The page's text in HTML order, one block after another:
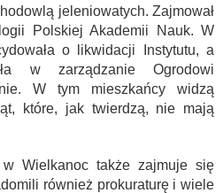
jeleniowatych. Zajmował
Polskiej Akademii Nauk. W
o likwidacji Instytutu, a
w zarządzanie Ogrodowi
W tym mieszkańcy widzą
które, jak twierdzą, nie mają
w Wielkanoc także zajmuje się
również prokuraturę i wiele